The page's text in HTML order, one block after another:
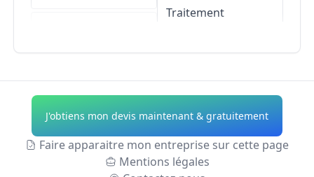
Traitement
d'Humidité des
MursClairoix
Traitement
Traitement
d'Humidité des
Murs Allier
Traitement
d'Humidité des
J'obtiens mon devis maintenant & gratuitement
Faire apparaitre mon entreprise sur cette page
Mentions légales